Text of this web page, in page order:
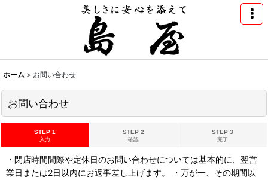
ホーム > お問い合わせ
お問い合わせ
STEP 1
入力
STEP 2
確認
STEP 3
完了
・閉店時間間際や定休日のお問い合わせについては基本的に、翌営
業日または2日以内にお返事差し上げます。 ・万が一、その期間以